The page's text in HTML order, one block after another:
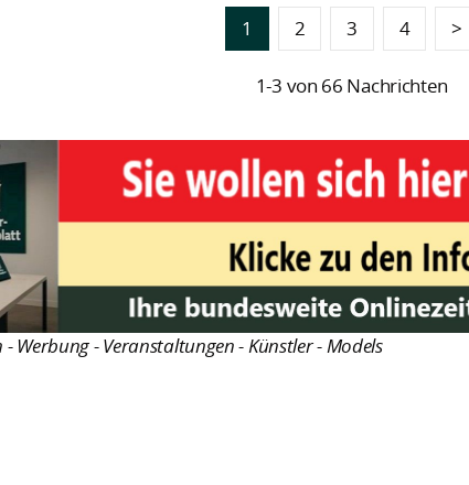
1 2 3 4 >
1-3 von 66 Nachrichten
Werbung - Veranstaltungen - Künstler - Models